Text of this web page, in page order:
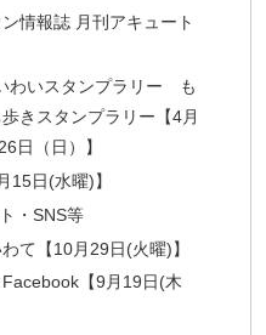
情報誌 月刊アキュート
わいスタンプラリー も
きスタンプラリー【4月
日（日）】
15日(水曜)】
・SNS等
て【10月29日(火曜)】
【9月19日(木